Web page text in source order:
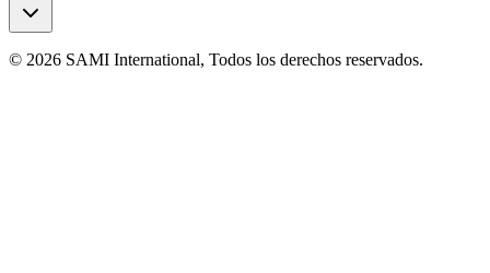
© 2026 SAMI International, Todos los derechos reservados.